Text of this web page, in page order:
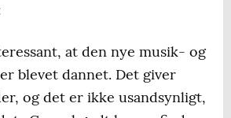
at den nye musik- og
blevet dannet. Det giver
og det er ikke usandsynligt,